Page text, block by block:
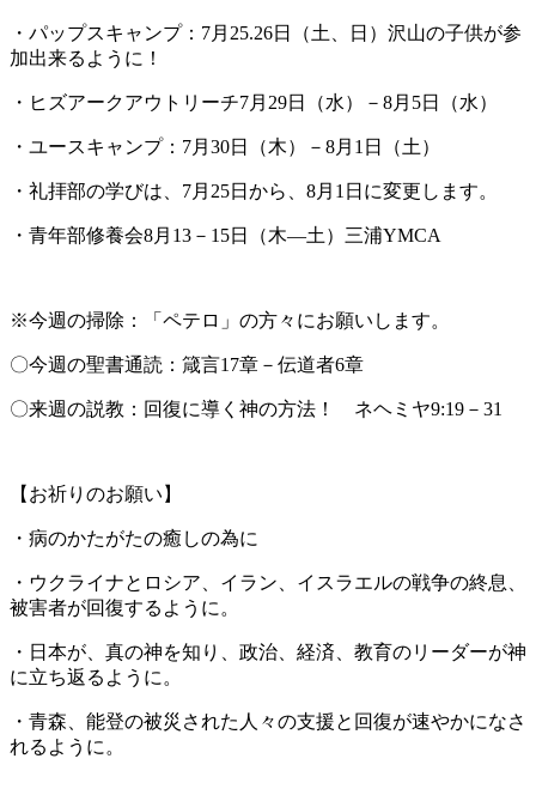
・パップスキャンプ：7月25.26日（土、日）沢山の子供が参
加出来るように！
・ヒズアークアウトリーチ7月29日（水）－8月5日（水）
・ユースキャンプ：7月30日（木）－8月1日（土）
・礼拝部の学びは、7月25日から、8月1日に変更します。
・青年部修養会8月13－15日（木―土）三浦YMCA
※今週の掃除：「ペテロ」の方々にお願いします。
〇今週の聖書通読：箴言17章－伝道者6章
〇来週の説教：回復に導く神の方法！ ネヘミヤ9:19－31
【お祈りのお願い】
・病のかたがたの癒しの為に
・ウクライナとロシア、イラン、イスラエルの戦争の終息、
被害者が回復するように。
・日本が、真の神を知り、政治、経済、教育のリーダーが神
に立ち返るように。
・青森、能登の被災された人々の支援と回復が速やかになさ
れるように。